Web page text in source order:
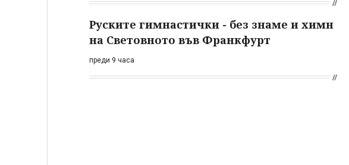
Руските гимнастички - без знаме и химн
на Световното във Франкфурт
преди 9 часа